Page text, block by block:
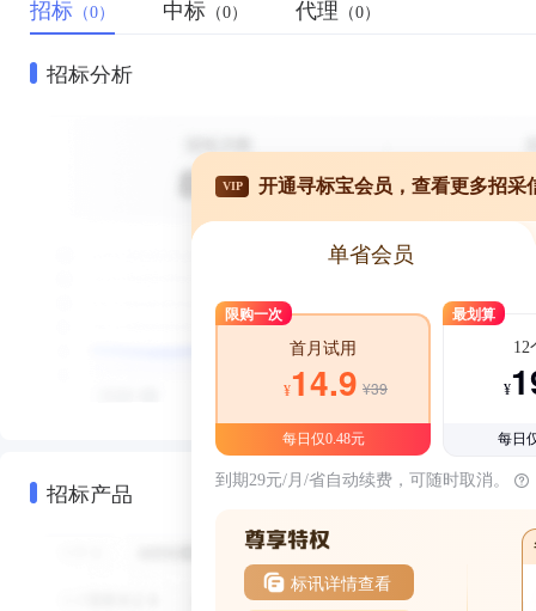
招标 （0） 中标 （0） 代理 （0）
招标分析
招标产品
VIP 开通寻标宝会员，查看更多招采
单省会员
限购一次
首月试用
¥14.9 ¥39
每日仅0.48元
最划算
12
¥
每日
到期29元/月/省自动续费，可随时取消。
标讯详情查看